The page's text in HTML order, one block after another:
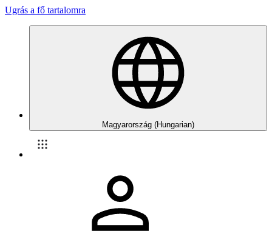
Ugrás a fő tartalomra
Magyarország (Hungarian)